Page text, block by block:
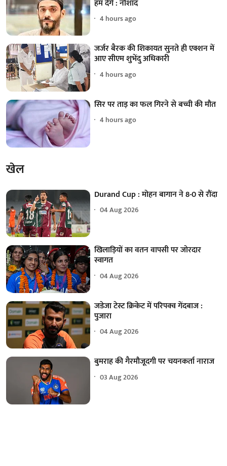
हम देंगे : नौशाद
4 hours ago
जर्जर बैरक की शिकायत सुनते ही एक्शन में
आए सीएम शुभेंदु अधिकारी
4 hours ago
सिर पर ताड़ का फल गिरने से बच्ची की मौत
4 hours ago
खेल
Durand Cup : मोहन बागान ने 8-0 से रौंदा
04 Aug 2026
खिलाड़ियों का वतन वापसी पर जोरदार
स्वागत
04 Aug 2026
जडेजा टेस्ट क्रिकेट में परिपक्व गेंदबाज :
पुजारा
04 Aug 2026
बुमराह की गैरमौजूदगी पर चयनकर्ता नाराज
03 Aug 2026